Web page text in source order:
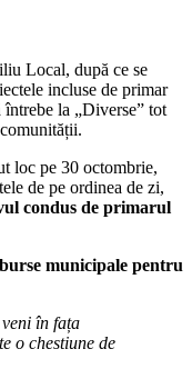
Local, după ce se
incluse de primar
la „Diverse” tot
loc pe 30 octombrie,
de pe ordinea de zi,
condus de primarul
municipale pentru
în fața
o chestiune de